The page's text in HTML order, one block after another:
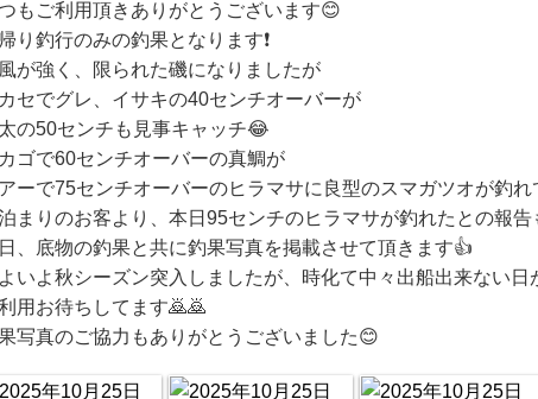
もご利用頂きありがとうございます😊
り釣行のみの釣果となります❗️
が強く、限られた磯になりましたが
セでグレ、イサキの40センチオーバーが
の50センチも見事キャッチ😂
ゴで60センチオーバーの真鯛が
ーで75センチオーバーのヒラマサに良型のスマガツオが釣れ
まりのお客より、本日95センチのヒラマサが釣れたとの報
、底物の釣果と共に釣果写真を掲載させて頂きます👍
いよ秋シーズン突入しましたが、時化て中々出船出来ない
用お待ちしてます🙇🙇
写真のご協力もありがとうございました😊